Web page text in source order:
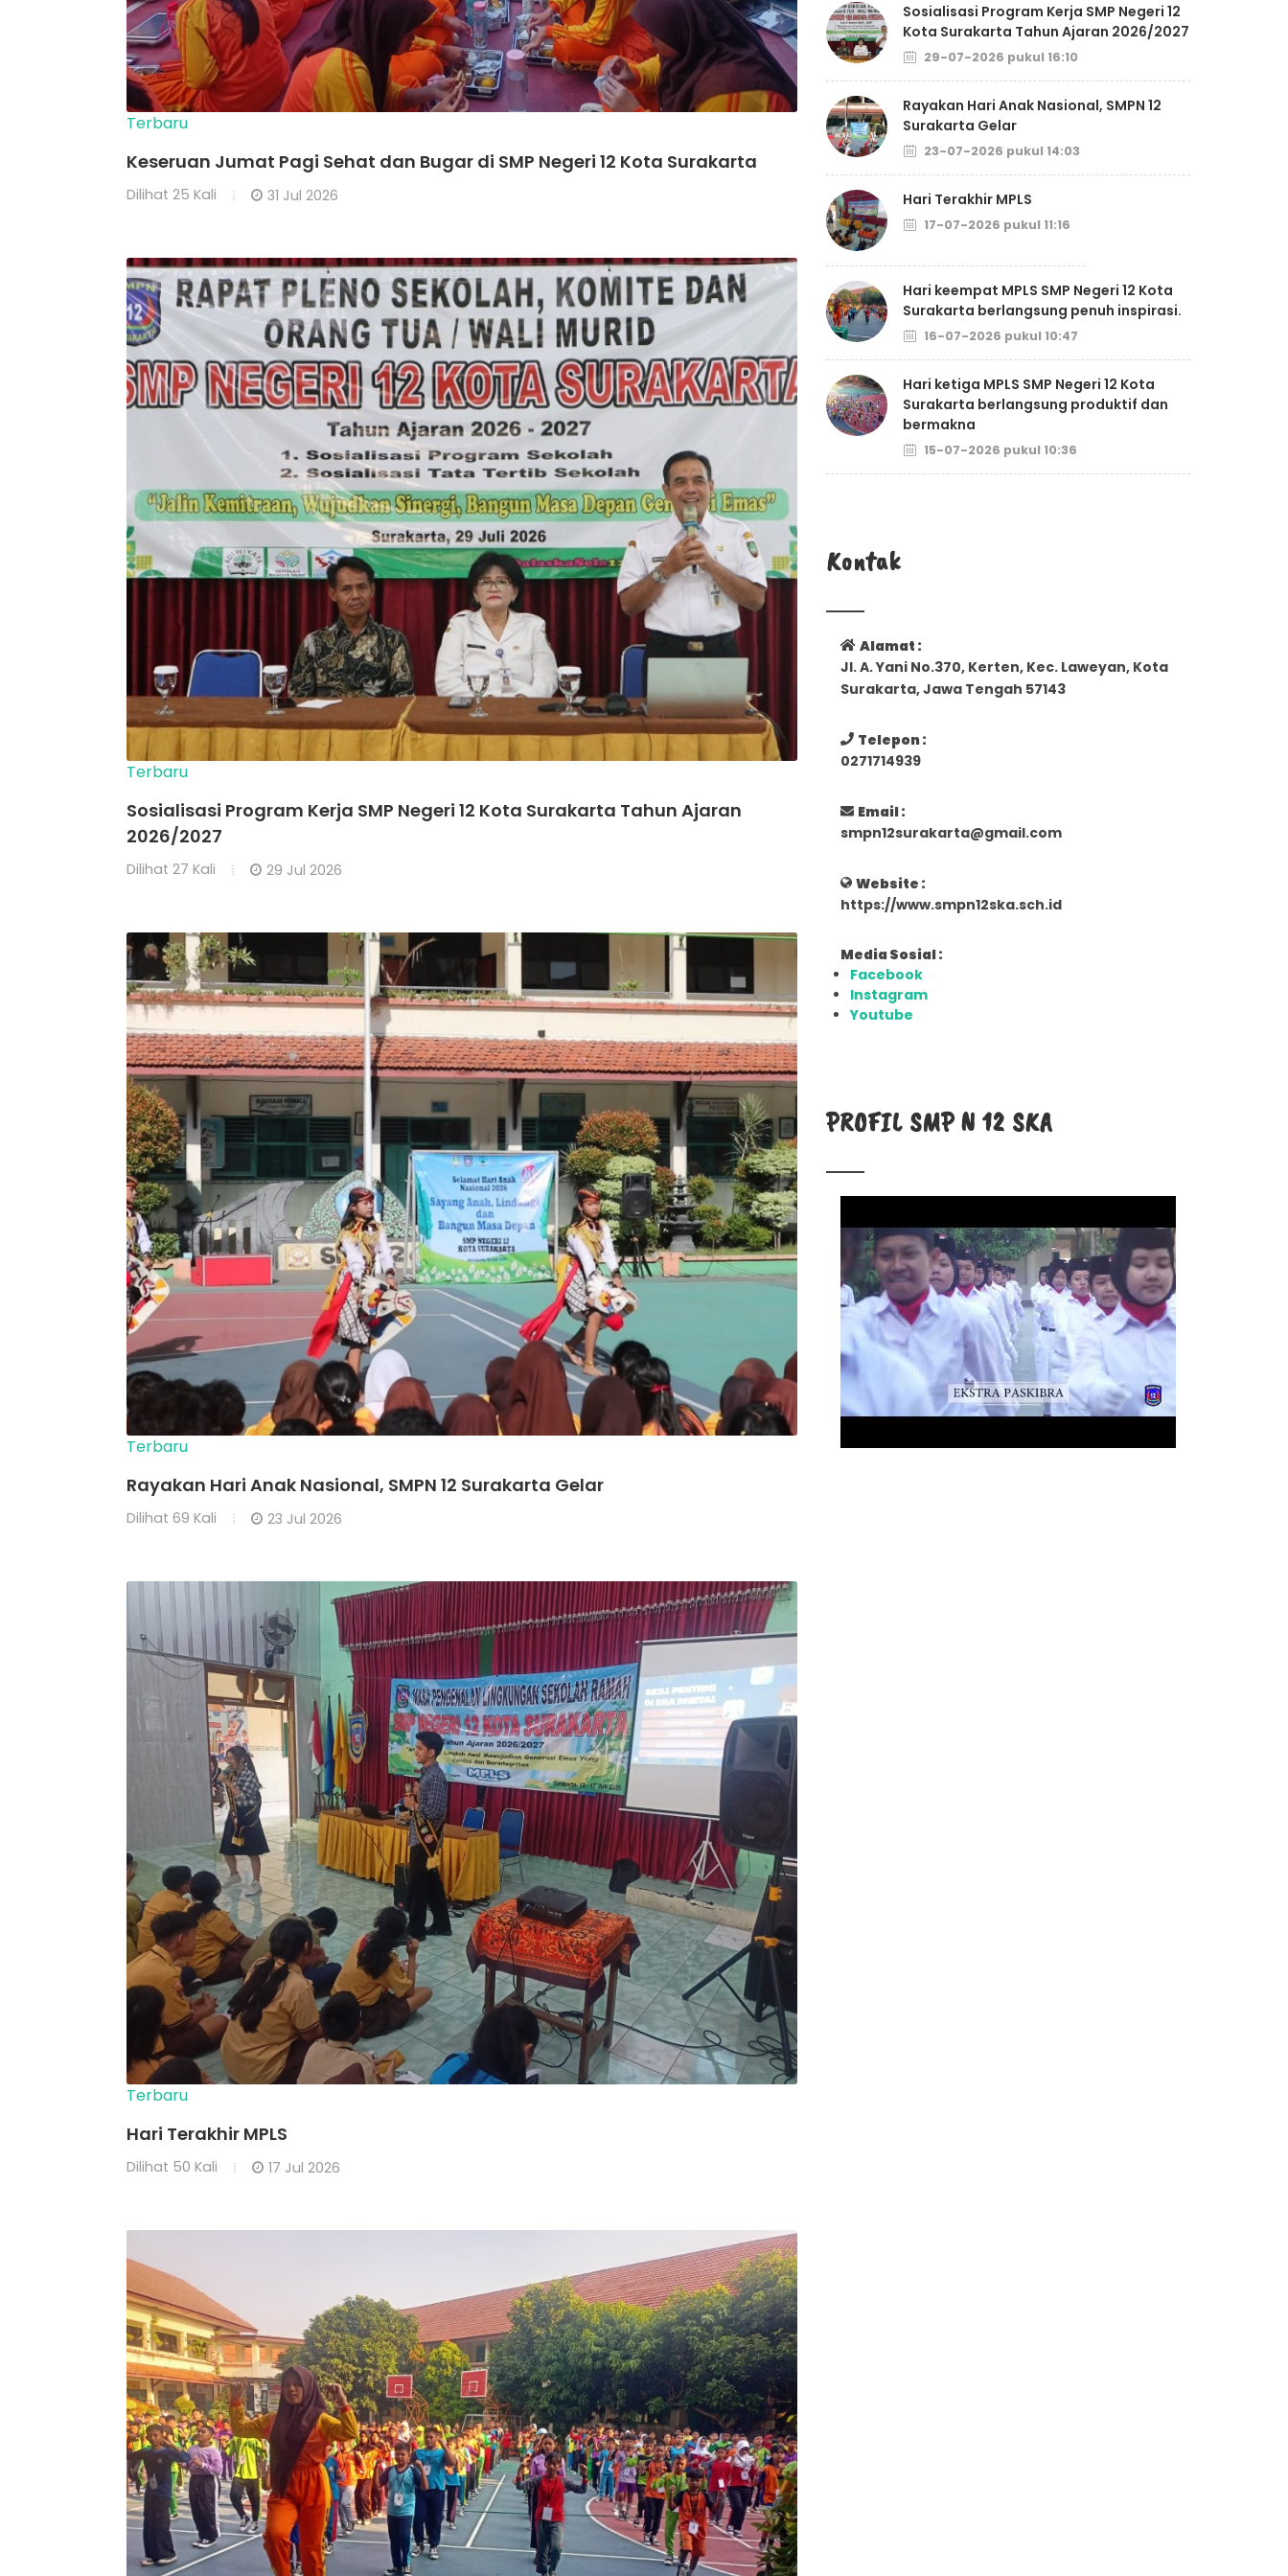
Terbaru
Keseruan Jumat Pagi Sehat dan Bugar di SMP Negeri 12 Kota Surakarta
Dilihat 25 Kali 31 Jul 2026
Terbaru
Sosialisasi Program Kerja SMP Negeri 12 Kota Surakarta Tahun Ajaran
2026/2027
Dilihat 27 Kali 29 Jul 2026
Terbaru
Rayakan Hari Anak Nasional, SMPN 12 Surakarta Gelar
Dilihat 69 Kali 23 Jul 2026
Terbaru
Hari Terakhir MPLS
Dilihat 50 Kali 17 Jul 2026
Sosialisasi Program Kerja SMP Negeri 12
Kota Surakarta Tahun Ajaran 2026/2027
29-07-2026 pukul 16:10
Rayakan Hari Anak Nasional, SMPN 12
Surakarta Gelar
23-07-2026 pukul 14:03
Hari Terakhir MPLS
17-07-2026 pukul 11:16
Hari keempat MPLS SMP Negeri 12 Kota
Surakarta berlangsung penuh inspirasi.
16-07-2026 pukul 10:47
Hari ketiga MPLS SMP Negeri 12 Kota
Surakarta berlangsung produktif dan
bermakna
15-07-2026 pukul 10:36
Kontak
Alamat :
Jl. A. Yani No.370, Kerten, Kec. Laweyan, Kota
Surakarta, Jawa Tengah 57143
Telepon :
0271714939
Email :
smpn12surakarta@gmail.com
Website :
https://www.smpn12ska.sch.id
Media Sosial :
Facebook
Instagram
Youtube
PROFIL SMP N 12 SKA